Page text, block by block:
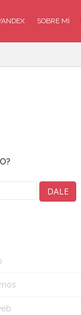
SOBRE MÍ